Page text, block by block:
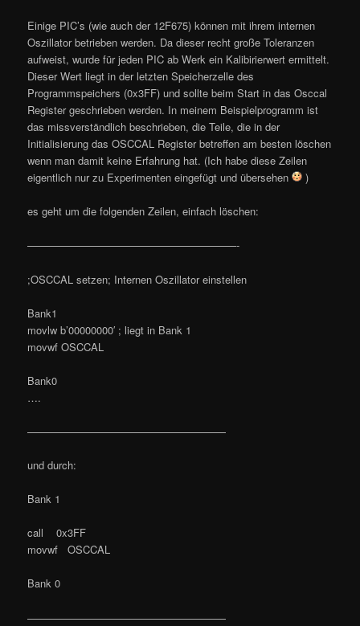
Einige PIC’s (wie auch der 12F675) können mit ihrem internen
Oszillator betrieben werden. Da dieser recht große Toleranzen
aufweist, wurde für jeden PIC ab Werk ein Kalibirierwert ermittelt.
Dieser Wert liegt in der letzten Speicherzelle des
Programmspeichers (0x3FF) und sollte beim Start in das Osccal
Register geschrieben werden. In meinem Beispielprogramm ist
das missverständlich beschrieben, die Teile, die in der
Initialisierung das OSCCAL Register betreffen am besten löschen
wenn man damit keine Erfahrung hat. (Ich habe diese Zeilen
eigentlich nur zu Experimenten eingefügt und übersehen
)
es geht um die folgenden Zeilen, einfach löschen:
————————————————————-
;OSCCAL setzen; Internen Oszillator einstellen
Bank1
movlw b’00000000′ ; liegt in Bank 1
movwf OSCCAL
Bank0
….
———————————————————
und durch:
Bank 1
call 0x3FF
movwf OSCCAL
Bank 0
———————————————————